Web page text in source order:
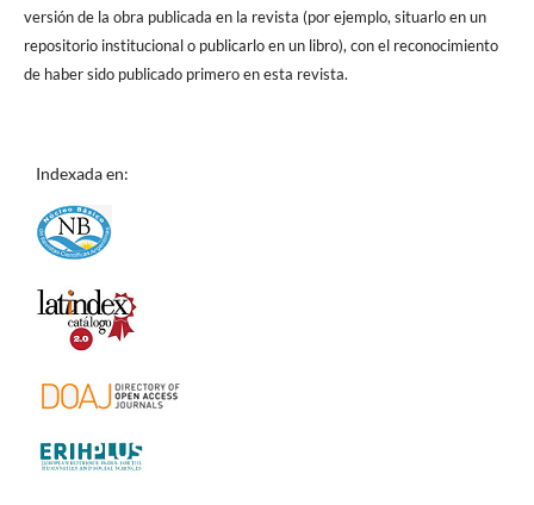
versión de la obra publicada en la revista (por ejemplo, situarlo en un
repositorio institucional o publicarlo en un libro), con el reconocimiento
de haber sido publicado primero en esta revista.
Indexada en: